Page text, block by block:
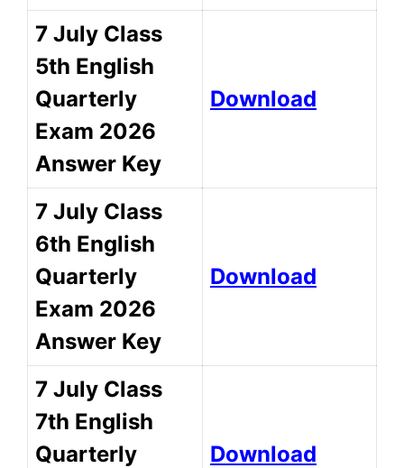
7 July Class
5th English
Quarterly
Exam 2026
Answer Key
Download
7 July Class
6th English
Quarterly
Exam 2026
Answer Key
Download
7 July Class
7th English
Quarterly
Download